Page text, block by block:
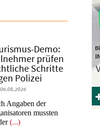
Demo:
prüfen
Schritte
Polizei
Angaben der
mussten
(...)